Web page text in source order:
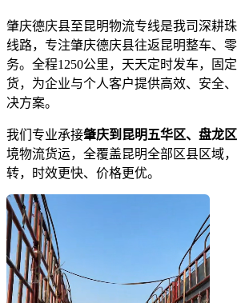
肇庆德庆县至昆明物流专线是我司深耕
线路，专注肇庆德庆县往返昆明整车、
务。全程1250公里，天天定时发车，固
货，为企业与个人客户提供高效、安全
决方案。
我们专业承接肇庆到昆明五华区、盘龙
境物流货运，全覆盖昆明全部区县区域
转，时效更快、价格更优。